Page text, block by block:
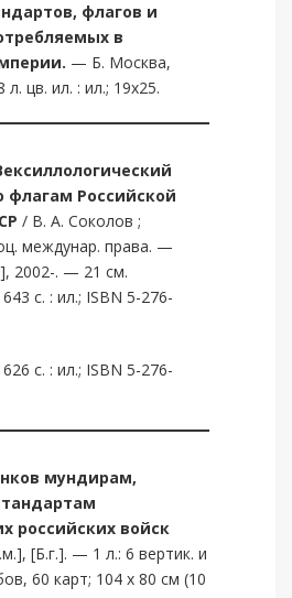
флагов и
в
— Б. Москва,
цв. ил. : ил.; 19х25.
флагам Российской
/ В. А. Соколов ;
междунар. права. —
2002-. — 21 см.
с. : ил.; ISBN 5-276-
с. : ил.; ISBN 5-276-
мундирам,
российских войск
[Б.г.]. — 1 л.: 6 вертик. и
60 карт; 104 х 80 см (10